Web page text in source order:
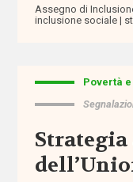
promotori
i tag
scolastico
Assegno di
inclusione sociale
Povertà